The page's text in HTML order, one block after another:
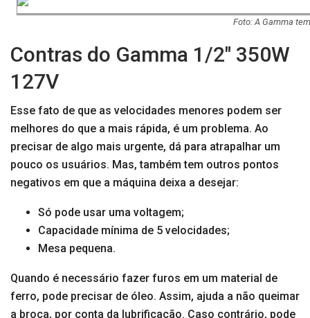
Foto: A Gamma
Contras do Gamma 1/2″ 350W
127V
Esse fato de que as velocidades menores podem ser
melhores do que a mais rápida, é um problema. Ao
precisar de algo mais urgente, dá para atrapalhar um
pouco os usuários. Mas, também tem outros pontos
negativos em que a máquina deixa a desejar:
Só pode usar uma voltagem;
Capacidade mínima de 5 velocidades;
Mesa pequena.
Quando é necessário fazer furos em um material de
ferro, pode precisar de óleo. Assim, ajuda a não queimar
a broca, por conta da lubrificação. Caso contrário, pode